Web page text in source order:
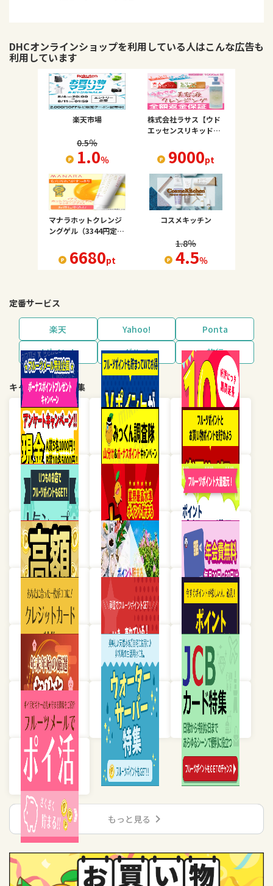
DHCオンラインショップを利用している人はこんな広告も
利用しています
楽天市場
0.5％
1.0％
株式会社ラサス【ウド
エッセンスリキッドク
9000pt
マナラホットクレンジ
ングゲル（3344円定
6680pt
コスメキッチン
1.8％
4.5％
定番サービス
楽天 Yahoo!
Ponta
dポイント
グルメ 旅行
キャンペーン・特集
もっと見る chevron_right